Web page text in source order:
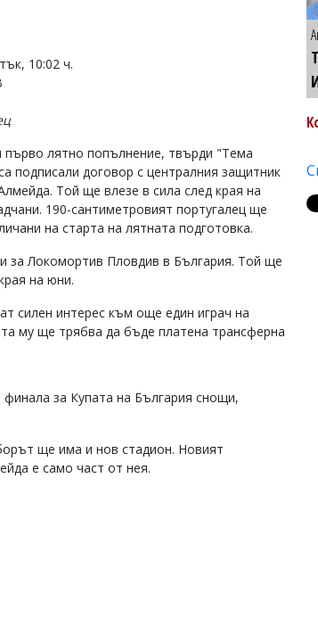
10:02 ч.
първо лятно попълнение, твърди "Тема
подписали договор с централния защитник
Той ще влезе в сила след края на
190-сантиметровият португалец ще
на старта на лятната подготовка.
за Локомортив Пловдив в България. Той ще
на юни.
силен интерес към още един играч на
му ще трябва да бъде платена трансферна
за Купата на България снощи,
ще има и нов стадион. Новият
е само част от нея.